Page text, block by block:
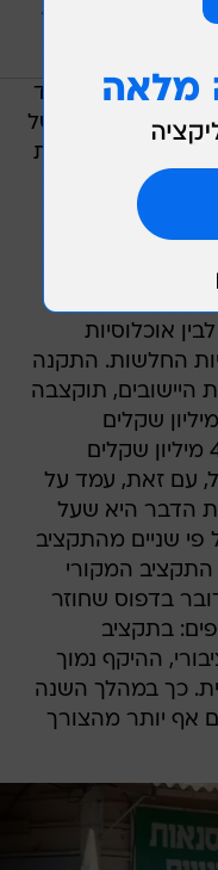
במחאה על הצפיפות
מספר התלמידים
העברות ממשרד
למשרד. כך, למשל, בתקציב 2011 אושרה העברה של
לרזרבה הכללית
גיוס חרדים
שחר במשרד
הפערים
אוכלוסיות
החלשות. התקנה
היישובים, תוקצבה
במהלך השנים שנבדקו בכ-183 מיליון שקלים
בממוצע בתקציב המקורי וב-412 מיליון שקלים
עם זאת, עמד על
הדבר היא שעל
פי שניים מהתקציב
המקורי
בדפוס שחוזר
בתקציב
ההיקף נמוך
כך במהלך השנה
אף יותר מהצורך